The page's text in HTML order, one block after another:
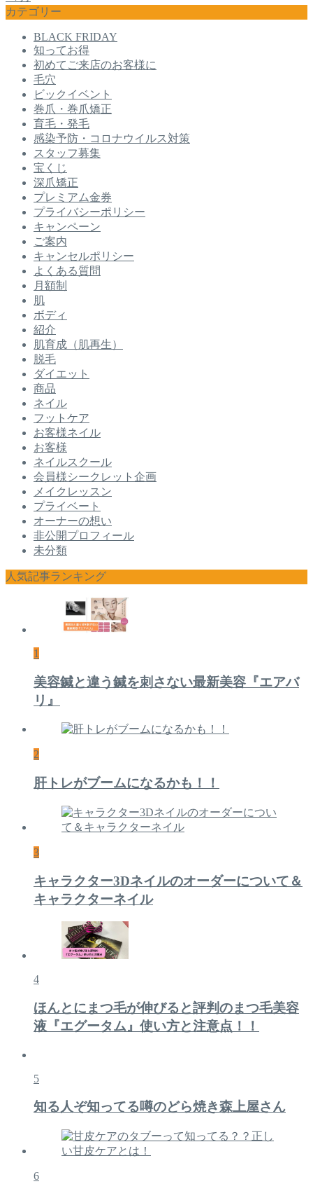
カテゴリー
BLACK FRIDAY
知ってお得
初めてご来店のお客様に
毛穴
ビックイベント
巻爪・巻爪矯正
育毛・発毛
感染予防・コロナウイルス対策
スタッフ募集
宝くじ
深爪矯正
プレミアム金券
プライバシーポリシー
キャンペーン
ご案内
キャンセルポリシー
よくある質問
月額制
肌
ボディ
紹介
肌育成（肌再生）
脱毛
ダイエット
商品
ネイル
フットケア
お客様ネイル
お客様
ネイルスクール
会員様シークレット企画
メイクレッスン
プライベート
オーナーの想い
非公開プロフィール
未分類
人気記事ランキング
1
美容鍼と違う鍼を刺さない最新美容『エアバ
リ』
2
肝トレがブームになるかも！！
3
キャラクター3Dネイルのオーダーについて＆
キャラクターネイル
4
ほんとにまつ毛が伸びると評判のまつ毛美容
液『エグータム』使い方と注意点！！
5
知る人ぞ知ってる噂のどら焼き森上屋さん
6